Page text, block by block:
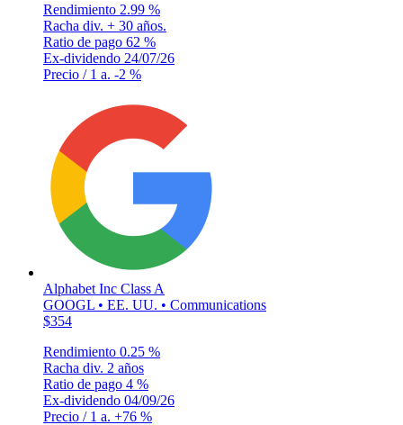
Rendimiento 2.99 %
Racha div. + 30 años.
Ratio de pago 62 %
Ex-dividendo 24/07/26
Precio / 1 a. -2 %
Alphabet Inc Class A
GOOGL • EE. UU. • Communications
$354
Rendimiento 0.25 %
Racha div. 2 años
Ratio de pago 4 %
Ex-dividendo 04/09/26
Precio / 1 a. +76 %